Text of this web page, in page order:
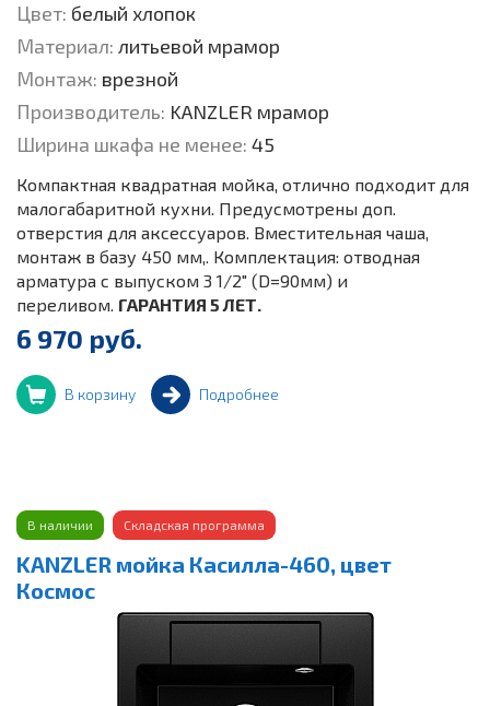
Цвет: белый хлопок
Материал: литьевой мрамор
Монтаж: врезной
Производитель: KANZLER мрамор
Ширина шкафа не менее: 45
Компактная квадратная мойка, отлично подходит для
малогабаритной кухни. Предусмотрены доп.
отверстия для аксессуаров. Вместительная чаша,
монтаж в базу 450 мм,. Комплектация: отводная
арматура с выпуском 3 1/2" (D=90мм) и
переливом. ГАРАНТИЯ 5 ЛЕТ.
6 970 руб.
В корзину Подробнее
В наличии Складская программа
KANZLER мойка Касилла-460, цвет
Космос